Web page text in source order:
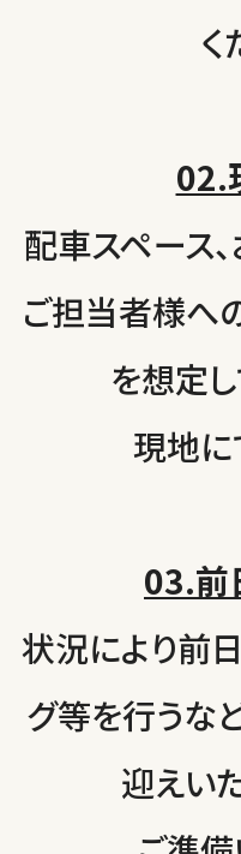
く
02.
配車スペース
ご担当者様へ
を想定
現地に
03.前
状況により前
グ等を行うな
迎えい